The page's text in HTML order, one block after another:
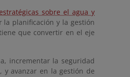
sobre el agua y
planificación y la gestión
que convertir en el eje
incrementar la seguridad
y avanzar en la gestión de